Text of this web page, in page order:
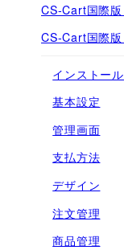
CS-Cart国際
CS-Cart国際
インストール
基本設定
管理画面
支払方法
デザイン
注文管理
商品管理